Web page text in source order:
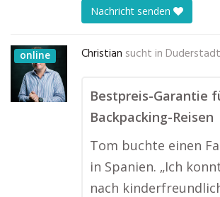
Nachricht senden
online Christian sucht in
Bestpreis-Garantie
Backpacking-Reisen
Tom buchte einen
in Spanien. „Ich
nach